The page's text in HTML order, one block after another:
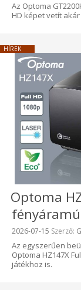
Az Optoma
HD képet vetít
HÍREK
Optoma
Beküldve:
2026-07-15 Szerző:
Az egyszerűen
Optoma HZ147X
játékhoz is.